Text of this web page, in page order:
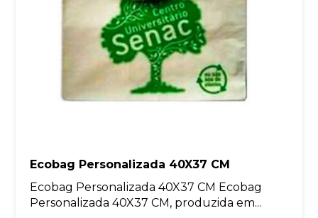
Ecobag Personalizada 40X37 CM
Ecobag Personalizada 40X37 CM Ecobag
Personalizada 40X37 CM, produzida em...